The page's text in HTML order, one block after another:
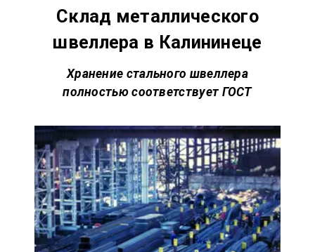
Склад металлического
швеллера в Калининеце
Хранение стального швеллера
полностью соответствует ГОСТ